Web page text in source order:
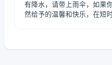
有降水，请带上雨伞，如果
然给予的温馨和快乐，在短